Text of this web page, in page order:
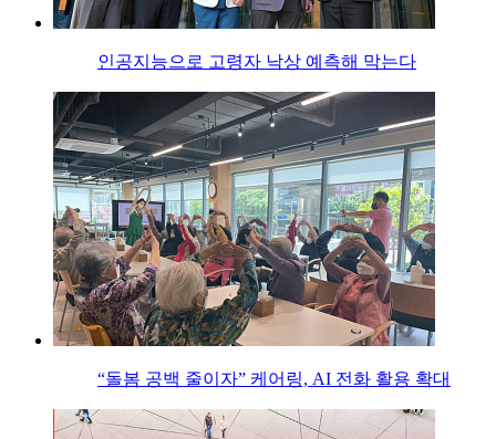
인공지능으로 고령자 낙상 예측해 막는다
“돌봄 공백 줄이자” 케어링, AI 전화 활용 확대